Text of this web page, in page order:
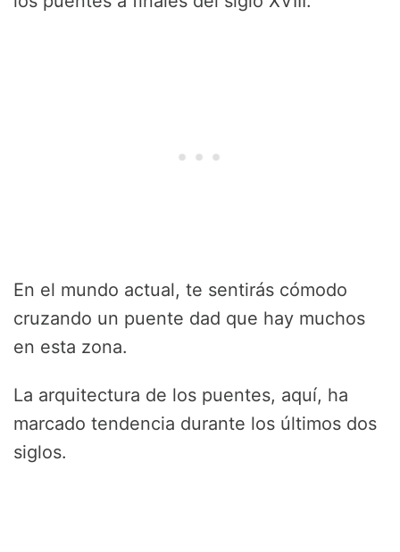
En el mundo actual, te sentirás cómodo
cruzando un puente dad que hay muchos
en esta zona.
La arquitectura de los puentes, aquí, ha
marcado tendencia durante los últimos dos
siglos.